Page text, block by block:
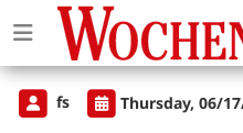
fs Thursday, 06/